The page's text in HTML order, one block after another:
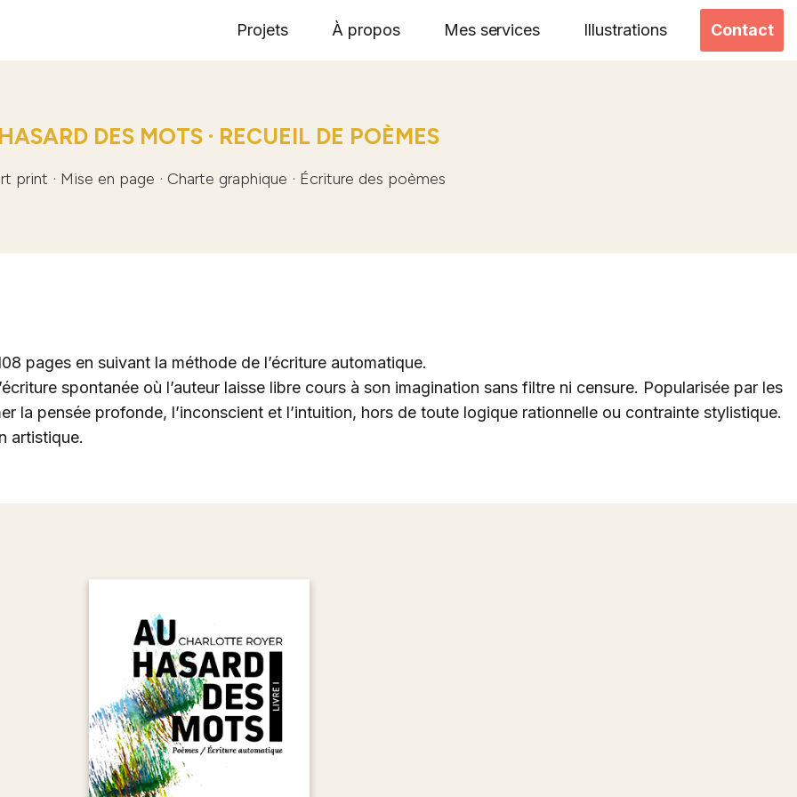
Projets À propos Mes services Illustrations Contact
DES MOTS · RECUEIL DE POÈMES
print · Mise en page · Charte graphique · Écriture des poèmes
pages en suivant la méthode de l’écriture automatique.
spontanée où l’auteur laisse libre cours à son imagination sans filtre ni censure. Popularisée par les
la pensée profonde, l’inconscient et l’intuition, hors de toute logique rationnelle ou contrainte stylistique.
artistique.